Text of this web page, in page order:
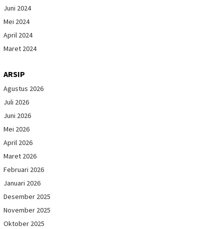
Juni 2024
Mei 2024
April 2024
Maret 2024
ARSIP
Agustus 2026
Juli 2026
Juni 2026
Mei 2026
April 2026
Maret 2026
Februari 2026
Januari 2026
Desember 2025
November 2025
Oktober 2025